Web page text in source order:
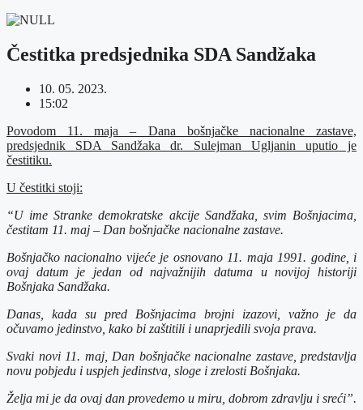
Čestitka predsjednika SDA Sandžaka
10. 05. 2023.
15:02
Povodom 11. maja – Dana bošnjačke nacionalne zastave,
predsjednik SDA Sandžaka dr. Sulejman Ugljanin uputio je
čestitiku.
U čestitki stoji:
“U ime Stranke demokratske akcije Sandžaka, svim Bošnjacima,
čestitam 11. maj – Dan bošnjačke nacionalne zastave.
Bošnjačko nacionalno vijeće je osnovano 11. maja 1991. godine, i
ovaj datum je jedan od najvažnijih datuma u novijoj historiji
Bošnjaka Sandžaka.
Danas, kada su pred Bošnjacima brojni izazovi, važno je da
očuvamo jedinstvo, kako bi zaštitili i unaprjedili svoja prava.
Svaki novi 11. maj, Dan bošnjačke nacionalne zastave, predstavlja
novu pobjedu i uspjeh jedinstva, sloge i zrelosti Bošnjaka.
Želja mi je da ovaj dan provedemo u miru, dobrom zdravlju i sreći”.